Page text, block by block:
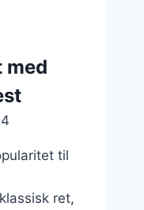
med
til
ret,